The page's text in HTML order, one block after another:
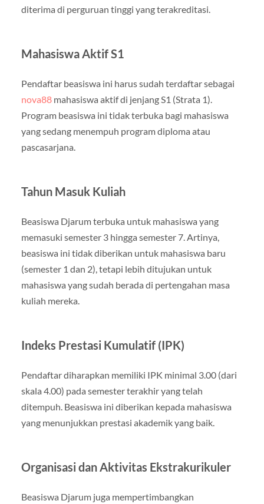
diterima di perguruan tinggi yang terakreditasi.
Mahasiswa Aktif S1
Pendaftar beasiswa ini harus sudah terdaftar sebagai
nova88mahasiswa aktif di jenjang S1 (Strata 1).
Program beasiswa ini tidak terbuka bagi mahasiswa
yang sedang menempuh program diploma atau
pascasarjana.
Tahun Masuk Kuliah
Beasiswa Djarum terbuka untuk mahasiswa yang
memasuki semester 3 hingga semester 7. Artinya,
beasiswa ini tidak diberikan untuk mahasiswa baru
(semester 1 dan 2), tetapi lebih ditujukan untuk
mahasiswa yang sudah berada di pertengahan masa
kuliah mereka.
Indeks Prestasi Kumulatif (IPK)
Pendaftar diharapkan memiliki IPK minimal 3.00 (dari
skala 4.00) pada semester terakhir yang telah
ditempuh. Beasiswa ini diberikan kepada mahasiswa
yang menunjukkan prestasi akademik yang baik.
Organisasi dan Aktivitas Ekstrakurikuler
Beasiswa Djarum juga mempertimbangkan